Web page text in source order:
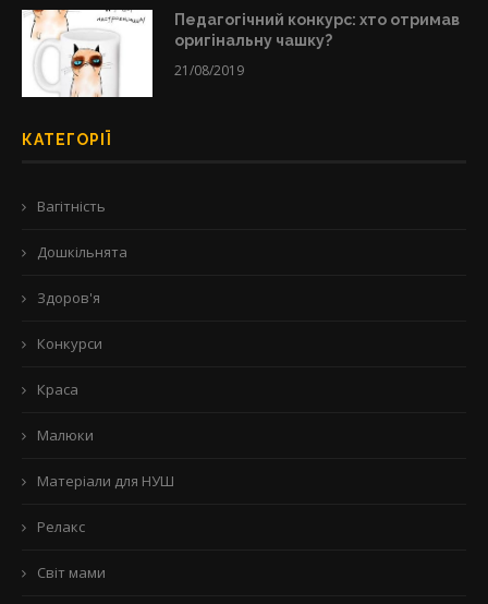
Педагогічний конкурс: хто отримав
оригінальну чашку?
21/08/2019
КАТЕГОРІЇ
Вагітність
Дошкільнята
Здоров'я
Конкурси
Краса
Малюки
Матеріали для НУШ
Релакс
Світ мами